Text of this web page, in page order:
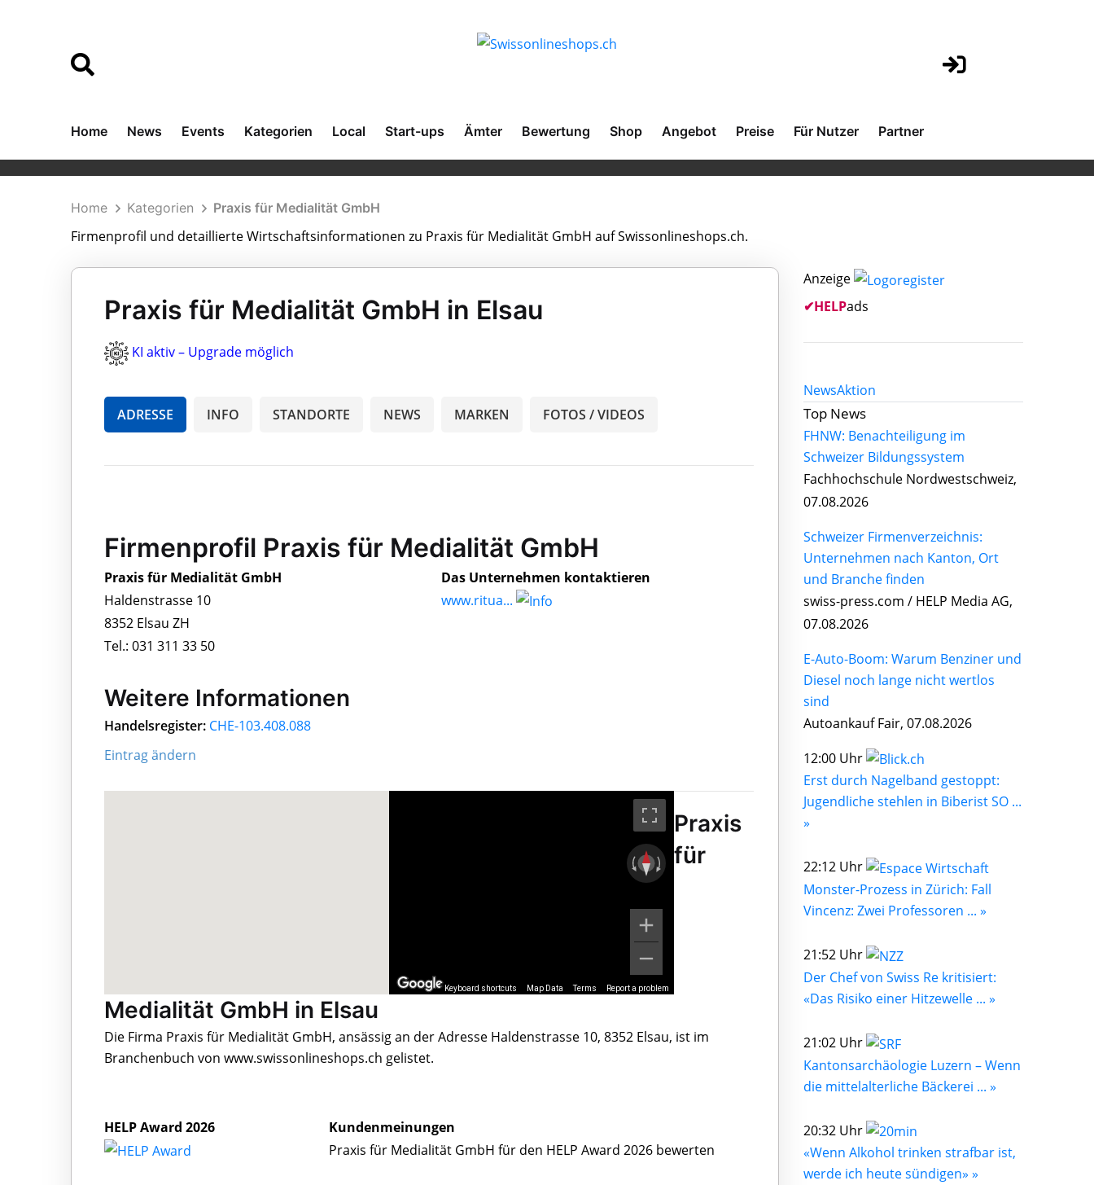
Home News Events Kategorien Local Start-ups Ämter Bewertung Shop Angebot Preise Für Nutzer Partner
Home Kategorien Praxis für Medialität GmbH
Firmenprofil und detaillierte Wirtschaftsinformationen zu Praxis für Medialität GmbH auf Swissonlineshops.ch.
Praxis für Medialität GmbH in Elsau
KI aktiv – Upgrade möglich
ADRESSE INFO STANDORTE NEWS MARKEN FOTOS / VIDEOS
Firmenprofil Praxis für Medialität GmbH
Praxis für Medialität GmbH
Haldenstrasse 10
8352 Elsau ZH
Tel.: 031 311 33 50
Das Unternehmen kontaktieren
www.ritua...
Weitere Informationen
Handelsregister: CHE-103.408.088
Eintrag ändern
Keyboard shortcuts Map Data Terms Report a problem
Praxis
für
Medialität GmbH in Elsau
Die Firma Praxis für Medialität GmbH, ansässig an der Adresse Haldenstrasse 10, 8352 Elsau, ist im
Branchenbuch von www.swissonlineshops.ch gelistet.
HELP Award 2026
Kundenmeinungen
Praxis für Medialität GmbH für den HELP Award 2026 bewerten
Anzeige
✔HELPads
NewsAktion
Top News
FHNW: Benachteiligung im
Schweizer Bildungssystem
Fachhochschule Nordwestschweiz,
07.08.2026
Schweizer Firmenverzeichnis:
Unternehmen nach Kanton, Ort
und Branche finden
swiss-press.com / HELP Media AG,
07.08.2026
E-Auto-Boom: Warum Benziner und
Diesel noch lange nicht wertlos
sind
Autoankauf Fair, 07.08.2026
12:00 Uhr
Erst durch Nagelband gestoppt:
Jugendliche stehlen in Biberist SO ...
»
22:12 Uhr
Monster-Prozess in Zürich: Fall
Vincenz: Zwei Professoren ... »
21:52 Uhr
Der Chef von Swiss Re kritisiert:
«Das Risiko einer Hitzewelle ... »
21:02 Uhr
Kantonsarchäologie Luzern – Wenn
die mittelalterliche Bäckerei ... »
20:32 Uhr
«Wenn Alkohol trinken strafbar ist,
werde ich heute sündigen» »